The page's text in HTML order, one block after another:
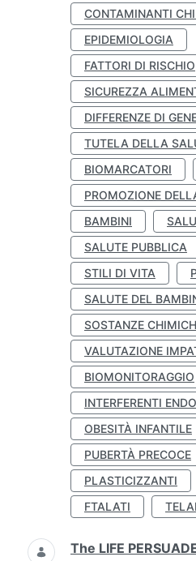
CONTAMINANTI
EPIDEMIOLOGIA
FATTORI DI RISCHIO
SICUREZZA
DIFFERENZE DI
TUTELA DELLA
BIOMARCATORI
PROMOZIONE
BAMBINI
SALUTE PUBBLICA
STILI DI VITA
SALUTE DEL
SOSTANZE
VALUTAZIONE
BIOMONITORAGGIO
INTERFERENTI
OBESITÀ INFANTILE
PUBERTÀ PRECOCE
PLASTICIZZANTI
FTALATI
The LIFE